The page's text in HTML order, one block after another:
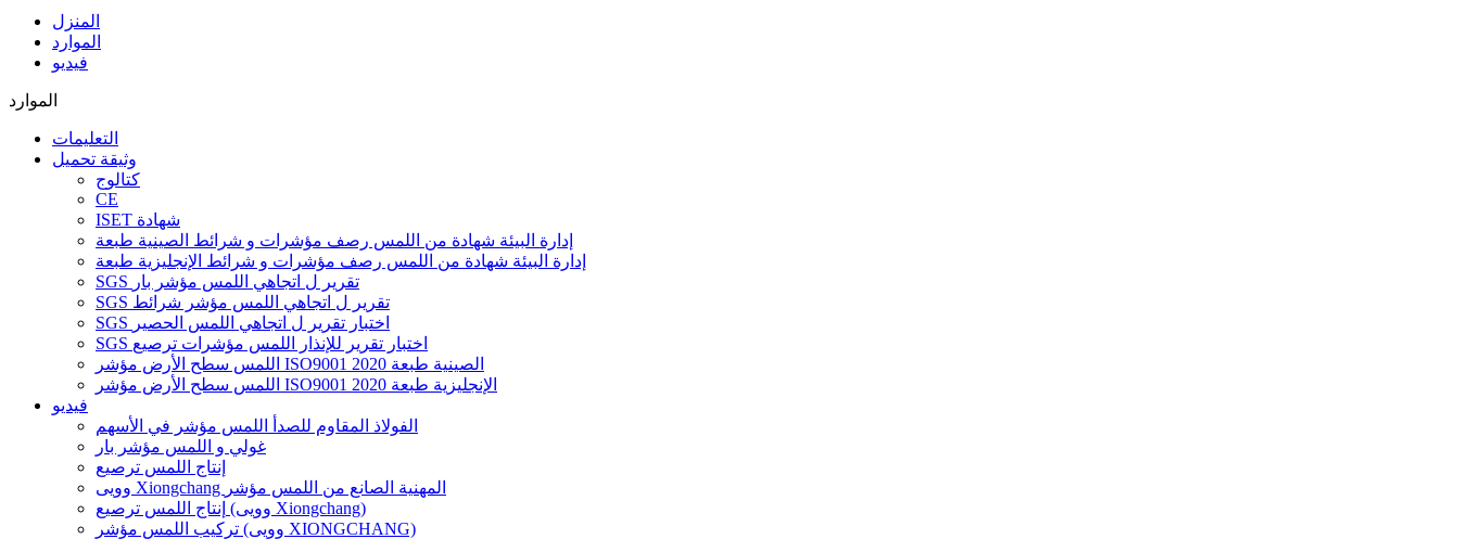
المنزل
الموارد
فيديو
الموارد
التعليمات
وثيقة تحميل
كتالوج
CE
ISET شهادة
إدارة البيئة شهادة من اللمس رصف مؤشرات و شرائط الصينية طبعة
إدارة البيئة شهادة من اللمس رصف مؤشرات و شرائط الإنجليزية طبعة
SGS تقرير ل اتجاهي اللمس مؤشر بار
SGS تقرير ل اتجاهي اللمس مؤشر شرائط
SGS اختبار تقرير ل اتجاهي اللمس الحصير
SGS اختبار تقرير للإنذار اللمس مؤشرات ترصيع
اللمس سطح الأرض مؤشر ISO9001 2020 الصينية طبعة
اللمس سطح الأرض مؤشر ISO9001 2020 الإنجليزية طبعة
فيديو
الفولاذ المقاوم للصدأ اللمس مؤشر في الأسهم
غولي و اللمس مؤشر بار
إنتاج اللمس ترصيع
وويى Xiongchang المهنية الصانع من اللمس مؤشر
إنتاج اللمس ترصيع (وويى Xiongchang)
تركيب اللمس مؤشر (وويى XIONGCHANG)